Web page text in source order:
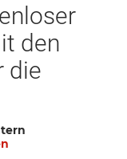
den
die